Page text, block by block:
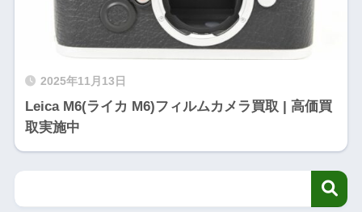
2025年11月13日
Leica M6(ライカ M6)フィルムカメラ買取 | 高価買
取実施中